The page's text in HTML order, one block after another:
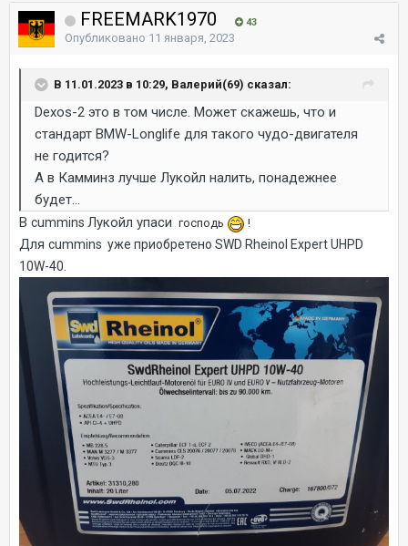
FREEMARK1970 43
Опубликовано 11 января, 2023
В 11.01.2023 в 10:29, Валерий(69) сказал:
Dexos-2 это в том числе. Может скажешь, что и
стандарт BMW-Longlife для такого чудо-двигателя
не годится?
А в Камминз лучше Лукойл налить, понадежнее
будет...
В cummins Лукойл упаси господь !
Для cummins уже приобретено SWD Rheinol Expert UHPD
10W-40.